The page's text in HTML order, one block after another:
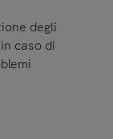
degli
caso di